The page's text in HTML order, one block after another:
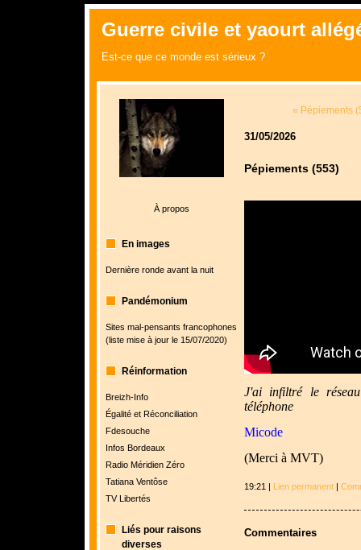
Guerre civile et yaourt
Est-ce que ce monde est sérieux ?
À propos
En images
Dernière ronde avant la nuit
Pandémonium
Sites mal-pensants francophones
(liste mise à jour le 15/07/2020)
Réinformation
Breizh-Info
Égalité et Réconciliation
Fdesouche
Infos Bordeaux
Radio Méridien Zéro
Tatiana Ventôse
TV Libertés
Liés pour raisons
diverses
« Pépiements
31/05/2026
Pépiements (553)
J'ai infiltré le
téléphone
Micode
(Merci à MVT)
19:21 | Lien permanent|
Commentaires